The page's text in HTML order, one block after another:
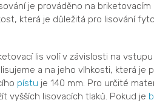
je prováděno na briketovacím
která je důležitá pro lisování
lis volí v závislosti na
a na jeho vlhkosti, která je
pístu je 140 mm. Pro určité
vyšších lisovacích tlaků. Pokud je